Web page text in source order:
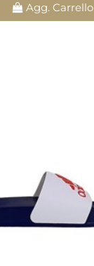
Agg. Carrello